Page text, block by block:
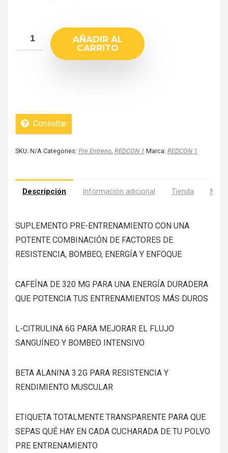
AÑADIR AL
CARRITO
Consultar
SKU: N/A Categories: Pre Entreno REDCON 1 Marca: REDCON 1
Descripción Información adicional Tienda Más
SUPLEMENTO PRE-ENTRENAMIENTO CON UNA
POTENTE COMBINACIÓN DE FACTORES DE
RESISTENCIA, BOMBEO, ENERGÍA Y ENFOQUE
CAFEÍNA DE 320 MG PARA UNA ENERGÍA DURADERA
QUE POTENCIA TUS ENTRENAMIENTOS MÁS DUROS
L-CITRULINA 6G PARA MEJORAR EL FLUJO
SANGUÍNEO Y BOMBEO INTENSIVO
BETA ALANINA 3.2G PARA RESISTENCIA Y
RENDIMIENTO MUSCULAR
ETIQUETA TOTALMENTE TRANSPARENTE PARA QUE
SEPAS QUÉ HAY EN CADA CUCHARADA DE TU POLVO
PRE ENTRENAMIENTO